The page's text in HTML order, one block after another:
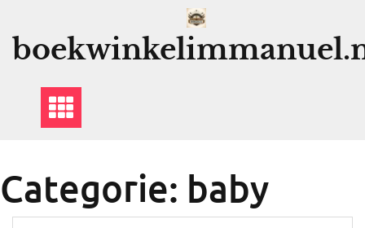
Categorie: baby